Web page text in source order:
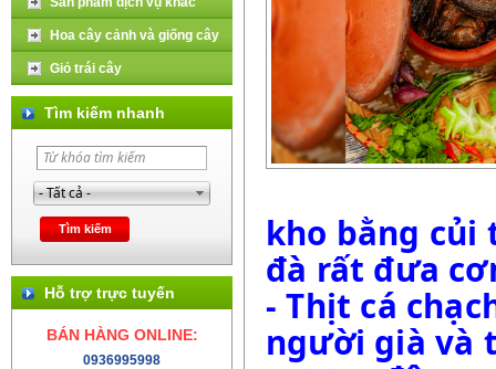
Hoa cây cảnh và giống cây
Giỏ trái cây
Tìm kiếm nhanh
Hỗ trợ trực tuyến
BÁN HÀNG ONLINE:
0936995998
kho bằng củi
đà rất đưa
- Thịt cá
người già và